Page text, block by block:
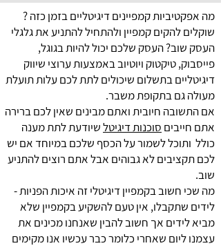
מה אפקטיביות קמפיינים דיגיטליים בזמן כזה ?
שוקלים להקים קמפיין ולהתחיל להתניע את גלגלי
העסק שוב? העסק שלכם יכול להיות בגוגל,
פייסבוק, טיקטוק ויוטיוב באמצעות ערוצי שיווק
דיגיטליים בתשלום שיכולים לתת לכם עלות תועלת
מעולה גם בתקופת משבר.
אם התשובה חיובית ואתם מבינים שאין לכם ברירה
אתם חייבים סוכנות דיגיטלשיודעת לתת מענה
כולל ותוכל לשמור על הכסף שלכם במיוחד אם יש
לכם תקציבים לא גבוהים אבל אתם רוצים להתניע
שוב.
מה שכי חשוב בקמפיין דיגיטלי זה איכות הפניות -
לידים שתקבלו, אין טעם להשקיע בקמפיין שלא
מביא לידים אך חשוב להבין שאנחנו מכינים את
עצמנו ליום שאחרי כלומר כבר עכשיו אנו מקימים